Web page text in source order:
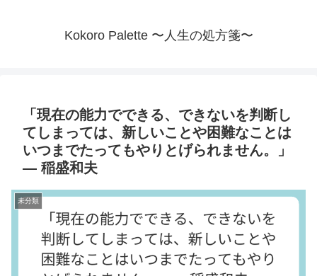
Kokoro Palette 〜人生の処方箋〜
「現在の能力でできる、できないを判断し
てしまっては、新しいことや困難なことは
いつまでたってもやりとげられません。」
— 稲盛和夫
未分類